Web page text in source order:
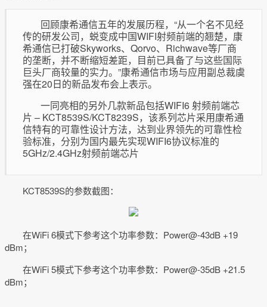
回顾康希通信五年的发展历程，“从一个名不见经
传的研发公司，蜕变成中国WIFI射频前端的翘楚，康
希通信已打破Skyworks、Qorvo、Richwave等厂商
的垄断，并不断缩短差距，目前已具备了与这些国际
巨头厂商较量的实力。”康希通信市场与应用副总裁虞
强在20日的新品发布会上表示。
一同亮相的另外几款新品包括WIFI6 射频前端芯
片 – KCT8539S/KCT8239S，该系列芯片采用康希通
信特有的可靠性设计方法，达到业界领先的可靠性检
验标准，分别为国内最先实现WIFI6协议标准的
5GHz/2.4GHz射频前端芯片
KCT8539S的参数截图：
在WiFi 6模式下参考这个功率参数：Power@-43dB +19
dBm；
在WiFi 5模式下参考这个功率参数：Power@-35dB +21.5
dBm；